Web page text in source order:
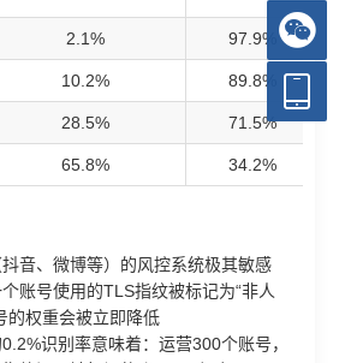
2.1% 97.9%
10.2% 89.8%
28.5% 71.5%
65.8% 34.2%
音、微博等）的风控系统极其敏感
账号使用的TLS指纹被标记为“非人
的权重会被立即降低
识别率意味着：运营300个账号，